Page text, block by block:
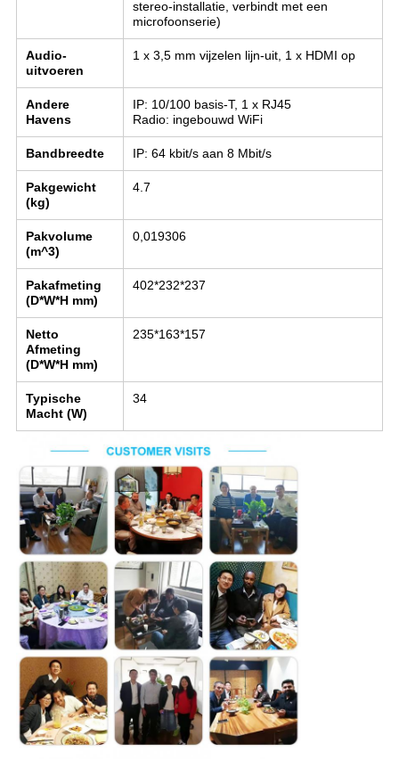
stereo-installatie, verbindt met een
microfoonserie)
Audio-
uitvoeren
1 x 3,5 mm vijzelen lijn-uit, 1 x HDMI op
Andere
Havens
IP: 10/100 basis-T, 1 x RJ45
Radio: ingebouwd WiFi
Bandbreedte IP: 64 kbit/s aan 8 Mbit/s
Pakgewicht
(kg)
4.7
Pakvolume
(m^3)
0,019306
Pakafmeting
(D*W*H mm)
402*232*237
Netto
Afmeting
(D*W*H mm)
235*163*157
Typische
Macht (W)
34